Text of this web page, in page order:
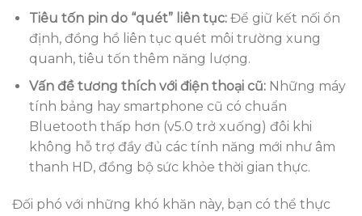
Tiêu tốn pin do “quét” liên tục:Để giữ kết nối ổn
định, đồng hồ liên tục quét môi trường xung
quanh, tiêu tốn thêm năng lượng.
Vấn đề tương thích với điện thoại cũ:Những máy
tính bảng hay smartphone cũ có chuẩn
Bluetooth thấp hơn (v5.0 trở xuống) đôi khi
không hỗ trợ đầy đủ các tính năng mới như âm
thanh HD, đồng bộ sức khỏe thời gian thực.
Đối phó với những khó khăn này, bạn có thể thực